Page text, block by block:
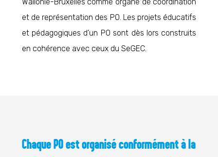
et de représentation des PO. Les projets éducatifs
et pédagogiques d’un PO sont dès lors construits
en cohérence avec ceux du SeGEC.
Chaque PO est organisé conformément à la